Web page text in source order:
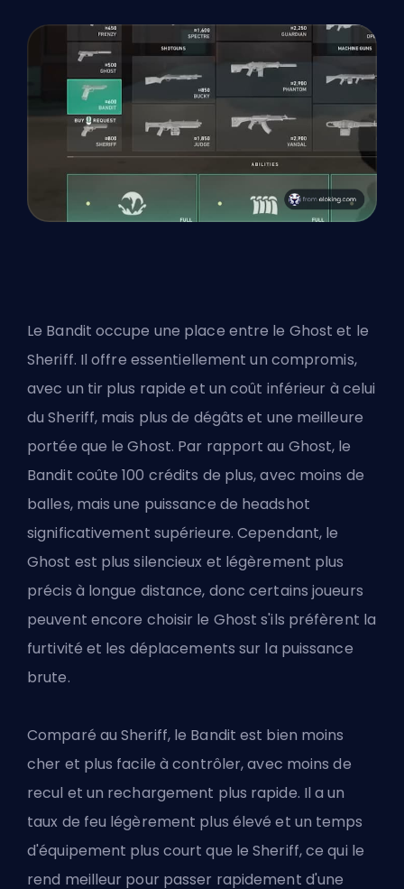
Le Bandit occupe une place entre le Ghost et le
Sheriff. Il offre essentiellement un compromis,
avec un tir plus rapide et un coût inférieur à celui
du Sheriff, mais plus de dégâts et une meilleure
portée que le Ghost. Par rapport au Ghost, le
Bandit coûte 100 crédits de plus, avec moins de
balles, mais une puissance de headshot
significativement supérieure. Cependant, le
Ghost est plus silencieux et légèrement plus
précis à longue distance, donc certains joueurs
peuvent encore choisir le Ghost s'ils préfèrent la
furtivité et les déplacements sur la puissance
brute.
Comparé au Sheriff, le Bandit est bien moins
cher et plus facile à contrôler, avec moins de
recul et un rechargement plus rapide. Il a un
taux de feu légèrement plus élevé et un temps
d'équipement plus court que le Sheriff, ce qui le
rend meilleur pour passer rapidement d'une